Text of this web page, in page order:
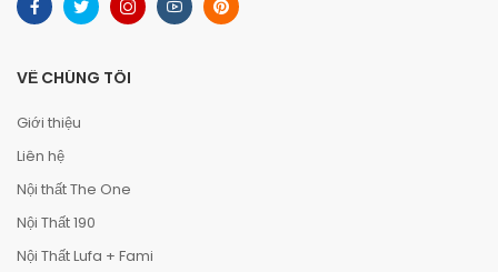
VỀ CHÚNG TÔI
Giới thiệu
Liên hệ
Nội thất The One
Nội Thất 190
Nội Thất Lufa + Fami